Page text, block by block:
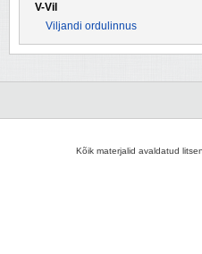
V-Vil
Viljandi ordulinnus
Kõik materjalid avaldatud